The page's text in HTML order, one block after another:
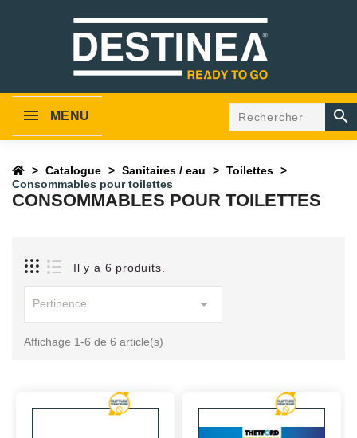
MENU 
Catalogue Sanitaires / eau
Toilettes
Consommables pour toilettes
CONSOMMABLES POUR TOILETTES
Il y a 6 produits.
Pertinence 
Affichage 1-6 de 6 article(s)